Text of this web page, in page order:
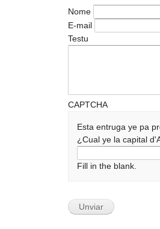
Nome
E-mail
Testu
CAPTCHA
Esta entruga ye pa
¿Cual ye la capital
Fill in the blank.